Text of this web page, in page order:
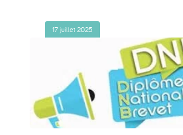
17 juillet 2025